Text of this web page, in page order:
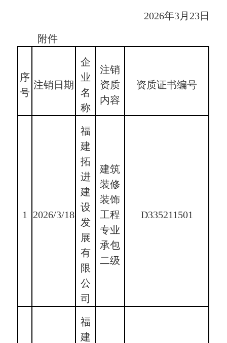
2026年3月23日
附件
序
号
注销日期
企
业
名
称
注销
资质
内容
资质证书编号
1 2026/3/18
福
建
拓
进
建
设
发
展
有
限
公
司
建筑
装修
装饰
工程
专业
承包
二级
D335211501
福
建